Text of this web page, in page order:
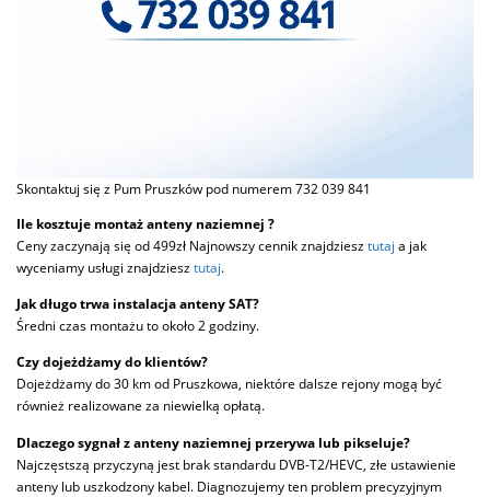
Skontaktuj się z Pum Pruszków pod numerem 732 039 841
Ile kosztuje montaż anteny naziemnej ?
Ceny zaczynają się od 499zł Najnowszy cennik znajdziesztutaj a jak
wyceniamy usługi znajdziesztutaj.
Jak długo trwa instalacja anteny SAT?
Średni czas montażu to około 2 godziny.
Czy dojeżdżamy do klientów?
Dojeżdżamy do 30 km od Pruszkowa, niektóre dalsze rejony mogą być
również realizowane za niewielką opłatą.
Dlaczego sygnał z anteny naziemnej przerywa lub pikseluje?
Najczęstszą przyczyną jest brak standardu DVB-T2/HEVC, złe ustawienie
anteny lub uszkodzony kabel. Diagnozujemy ten problem precyzyjnym